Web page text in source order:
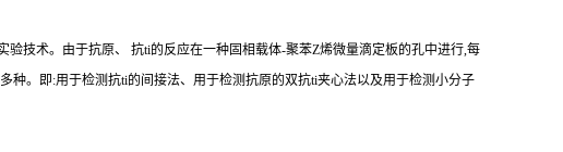
验技术。由于抗原、 抗ti的反应在一种固相载体-聚苯Z烯微量滴定板的孔中进行,每
种。即:用于检测抗ti的间接法、用于检测抗原的双抗ti夹心法以及用于检测小分子